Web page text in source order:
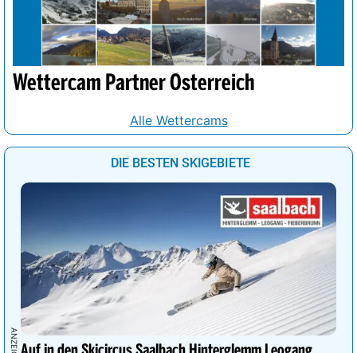
Wettercam Partner Österreich
Alle Wettercams
DIE BESTEN SKIGEBIETE